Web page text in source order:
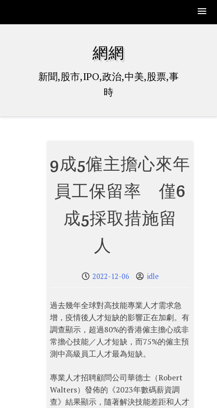
網網
新聞,股市,IPO,政治,中美,股票,事
時
9成5僱主擔心來年
員工保留率 僅6
成5採取措施留
人
2022-12-06 idle
過去幾年全球對高技能專業人才需求急
增，疫情後人才短缺的影響正在加劇。有
調查顯示，超過80%的香港僱主擔心或非
常擔心技能／人才短缺，而75%的僱主預
測中高級員工人才最為短缺。
專業人才招聘顧問公司華德士（Robert
Walters）發佈的《2023年數碼薪資調
查》結果顯示，隨著解決技能差距和人才